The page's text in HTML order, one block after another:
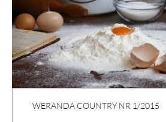
WERANDA COUNTRY NR 1/2015